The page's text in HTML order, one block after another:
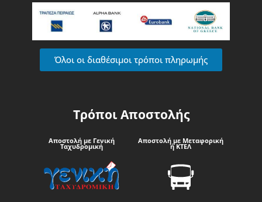
Όλοι οι διαθέσιμοι τρόποι πληρωμής
Τρόποι Αποστολής
Αποστολή με Γενική
Ταχυδρομική
Αποστολή με Μεταφορική
ή ΚΤΕΛ